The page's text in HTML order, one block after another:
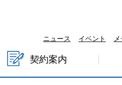
ニュース イベント
契約案内